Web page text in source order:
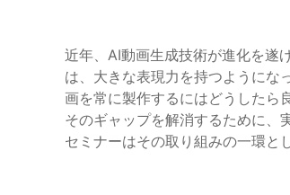
近年、AI動画生成技術が進化を遂
は、大きな表現力を持つようにな
画を常に製作するにはどうしたら
そのギャップを解消するために、
セミナーはその取り組みの一環と